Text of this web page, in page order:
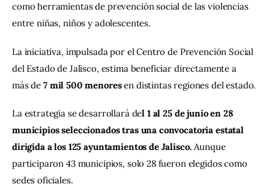
como herramientas de prevención social de las violencias
entre niñas, niños y adolescentes.
La iniciativa, impulsada por el Centro de Prevención Social
del Estado de Jalisco, estima beneficiar directamente a
más de 7 mil 500 menores en distintas regiones del estado.
La estrategia se desarrollará del 1 al 25 de junio en 28
municipios seleccionados tras una convocatoria estatal
dirigida a los 125 ayuntamientos de Jalisco. Aunque
participaron 43 municipios, solo 28 fueron elegidos como
sedes oficiales.